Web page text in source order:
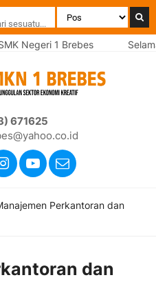
Negeri 1 Brebes
671625
Perkantoran dan
dan